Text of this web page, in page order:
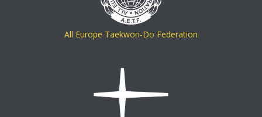
All Europe Taekwon-Do Federation